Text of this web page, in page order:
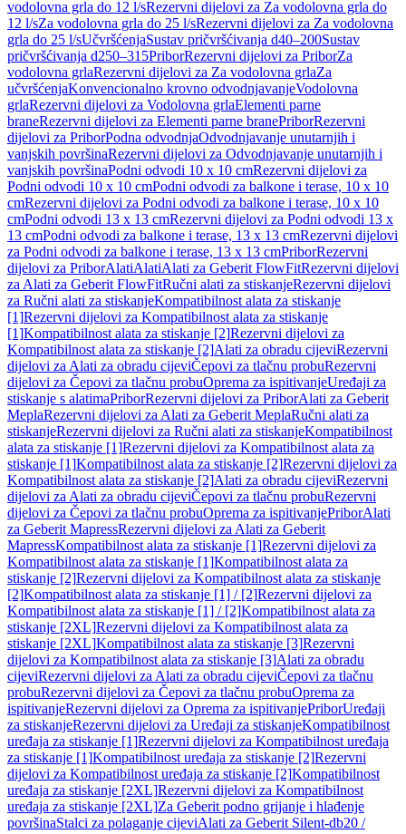
vodolovna grla do 12 l/sRezervni dijelovi za Za vodolovna grla do
12 l/sZa vodolovna grla do 25 l/sRezervni dijelovi za Za vodolovna
grla do 25 l/sUčvršćenjaSustav pričvršćivanja d40–200Sustav
pričvršćivanja d250–315PriborRezervni dijelovi za PriborZa
vodolovna grlaRezervni dijelovi za Za vodolovna grlaZa
učvršćenjaKonvencionalno krovno odvodnjavanjeVodolovna
grlaRezervni dijelovi za Vodolovna grlaElementi parne
braneRezervni dijelovi za Elementi parne branePriborRezervni
dijelovi za PriborPodna odvodnjaOdvodnjavanje unutarnjih i
vanjskih površinaRezervni dijelovi za Odvodnjavanje unutarnjih i
vanjskih površinaPodni odvodi 10 x 10 cmRezervni dijelovi za
Podni odvodi 10 x 10 cmPodni odvodi za balkone i terase, 10 x 10
cmRezervni dijelovi za Podni odvodi za balkone i terase, 10 x 10
cmPodni odvodi 13 x 13 cmRezervni dijelovi za Podni odvodi 13 x
13 cmPodni odvodi za balkone i terase, 13 x 13 cmRezervni dijelovi
za Podni odvodi za balkone i terase, 13 x 13 cmPriborRezervni
dijelovi za PriborAlatiAlatiAlati za Geberit FlowFitRezervni dijelovi
za Alati za Geberit FlowFitRučni alati za stiskanjeRezervni dijelovi
za Ručni alati za stiskanjeKompatibilnost alata za stiskanje
[1]Rezervni dijelovi za Kompatibilnost alata za stiskanje
[1]Kompatibilnost alata za stiskanje [2]Rezervni dijelovi za
Kompatibilnost alata za stiskanje [2]Alati za obradu cijeviRezervni
dijelovi za Alati za obradu cijeviČepovi za tlačnu probuRezervni
dijelovi za Čepovi za tlačnu probuOprema za ispitivanjeUređaji za
stiskanje s alatimaPriborRezervni dijelovi za PriborAlati za Geberit
MeplaRezervni dijelovi za Alati za Geberit MeplaRučni alati za
stiskanjeRezervni dijelovi za Ručni alati za stiskanjeKompatibilnost
alata za stiskanje [1]Rezervni dijelovi za Kompatibilnost alata za
stiskanje [1]Kompatibilnost alata za stiskanje [2]Rezervni dijelovi za
Kompatibilnost alata za stiskanje [2]Alati za obradu cijeviRezervni
dijelovi za Alati za obradu cijeviČepovi za tlačnu probuRezervni
dijelovi za Čepovi za tlačnu probuOprema za ispitivanjePriborAlati
za Geberit MapressRezervni dijelovi za Alati za Geberit
MapressKompatibilnost alata za stiskanje [1]Rezervni dijelovi za
Kompatibilnost alata za stiskanje [1]Kompatibilnost alata za
stiskanje [2]Rezervni dijelovi za Kompatibilnost alata za stiskanje
[2]Kompatibilnost alata za stiskanje [1] / [2]Rezervni dijelovi za
Kompatibilnost alata za stiskanje [1] / [2]Kompatibilnost alata za
stiskanje [2XL]Rezervni dijelovi za Kompatibilnost alata za
stiskanje [2XL]Kompatibilnost alata za stiskanje [3]Rezervni
dijelovi za Kompatibilnost alata za stiskanje [3]Alati za obradu
cijeviRezervni dijelovi za Alati za obradu cijeviČepovi za tlačnu
probuRezervni dijelovi za Čepovi za tlačnu probuOprema za
ispitivanjeRezervni dijelovi za Oprema za ispitivanjePriborUređaji
za stiskanjeRezervni dijelovi za Uređaji za stiskanjeKompatibilnost
uređaja za stiskanje [1]Rezervni dijelovi za Kompatibilnost uređaja
za stiskanje [1]Kompatibilnost uređaja za stiskanje [2]Rezervni
dijelovi za Kompatibilnost uređaja za stiskanje [2]Kompatibilnost
uređaja za stiskanje [2XL]Rezervni dijelovi za Kompatibilnost
uređaja za stiskanje [2XL]Za Geberit podno grijanje i hlađenje
površinaStalci za polaganje cijeviAlati za Geberit Silent-db20 /